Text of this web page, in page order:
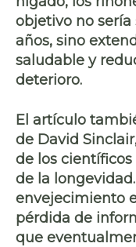
objetivo no
años, sino
saludable y
deterioro.
El artículo
de David
de los
de la
envejecimiento
pérdida de
que